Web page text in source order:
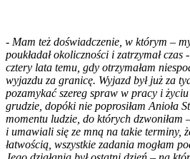
- Mam też doświadczenie, w którym –
poukładał okoliczności i zatrzymał czas
cztery lata temu, gdy otrzymałam
wyjazdu za granicę. Wyjazd był już za
pozamykać szereg spraw w pracy i
grudzie, dopóki nie poprosiłam Anioła
momentu ludzie, do których dzwoniłam
i umawiali się ze mną na takie terminy,
łatwością, wszystkie zadania mogłam